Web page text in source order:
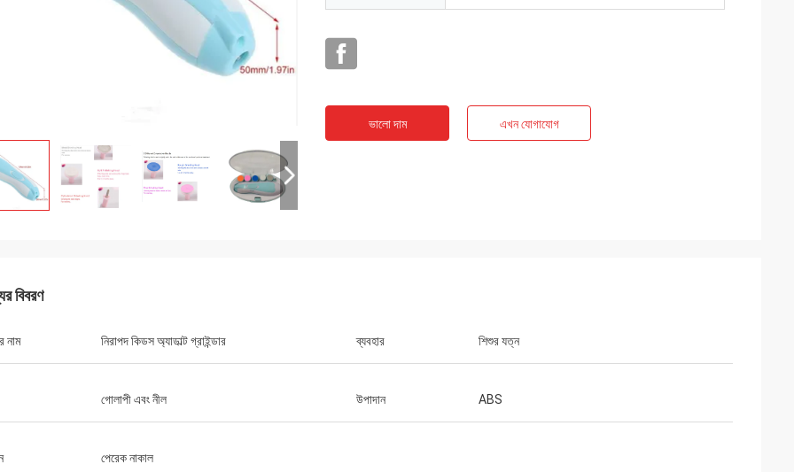
ভালো দাম এখন যোগাযোগ
বিবরণ
নাম নিরাপদ কিডস অ্যাডাল্ট গ্রাইন্ডার ব্যবহার শিশুর যত্ন
গোলাপী এবং নীল উপাদান ABS
পেরেক নাকাল